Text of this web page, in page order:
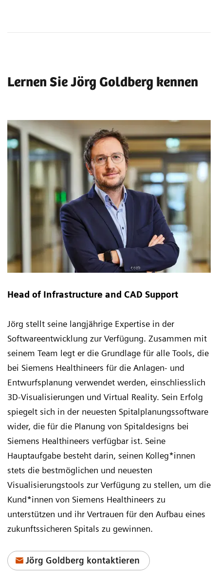
Lernen Sie Jörg Goldberg kennen
Head of Infrastructure and CAD Support
Jörg stellt seine langjährige Expertise in der
Softwareentwicklung zur Verfügung. Zusammen mit
seinem Team legt er die Grundlage für alle Tools, die
bei Siemens Healthineers für die Anlagen- und
Entwurfsplanung verwendet werden, einschliesslich
3D-Visualisierungen und Virtual Reality. Sein Erfolg
spiegelt sich in der neuesten Spitalplanungssoftware
wider, die für die Planung von Spitaldesigns bei
Siemens Healthineers verfügbar ist. Seine
Hauptaufgabe besteht darin, seinen Kolleg*innen
stets die bestmöglichen und neuesten
Visualisierungstools zur Verfügung zu stellen, um die
Kund*innen von Siemens Healthineers zu
unterstützen und ihr Vertrauen für den Aufbau eines
zukunftssicheren Spitals zu gewinnen.
Jörg Goldberg kontaktieren